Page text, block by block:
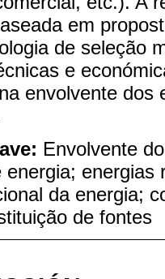
em
de seleção
e
envolvente
Envolvente
energia;
da energia;
de fontes